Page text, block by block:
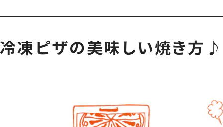
冷凍ピザの美味しい焼き方♪